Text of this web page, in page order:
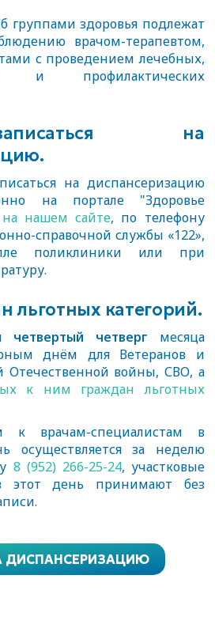
группами здоровья подлежат
врачом-терапевтом,
с проведением лечебных,
и профилактических
на
на диспансеризацию
на портале "Здоровье
на нашем сайте, по телефону
справочной службы «122»,
поликлиники или при
льготных категорий.
четвертый четверг месяца
днём для Ветеранов и
Отечественной войны, СВО, а
к ним граждан льготных
врачам-специалистам в
осуществляется за неделю
8 (952) 266-25-24, участковые
этот день принимают без
ДИСПАНСЕРИЗАЦИЮ